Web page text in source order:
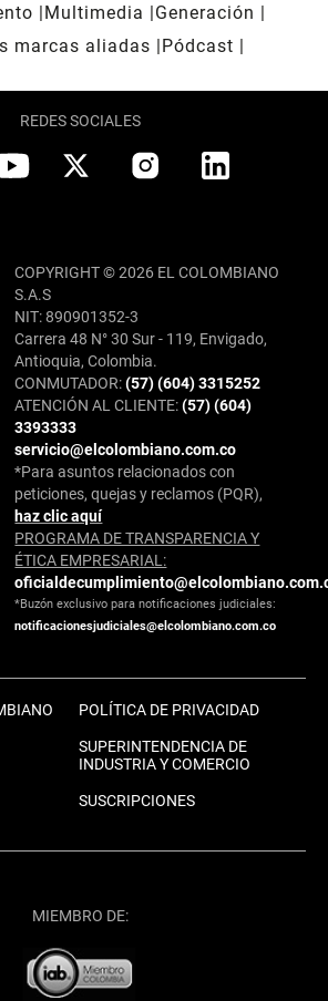
Multimedia
Generación
marcas aliadas
Pódcast
REDES SOCIALES
COPYRIGHT © 2026 EL COLOMBIANO
S.A.S
NIT: 890901352-3
Carrera 48 N° 30 Sur - 119, Envigado,
Antioquia, Colombia.
CONMUTADOR:(57) (604) 3315252
ATENCIÓN AL CLIENTE:(57) (604)
3393333
servicio@elcolombiano.com.co
*Para asuntos relacionados con
peticiones, quejas y reclamos (PQR),
haz clic aquí
PROGRAMA DE TRANSPARENCIA Y
ÉTICA EMPRESARIAL:
*Buzón exclusivo para notificaciones judiciales:
notificacionesjudiciales@elcolombiano.com.co
POLÍTICA DE PRIVACIDAD
SUPERINTENDENCIA DE
INDUSTRIA Y COMERCIO
SUSCRIPCIONES
MIEMBRO DE: